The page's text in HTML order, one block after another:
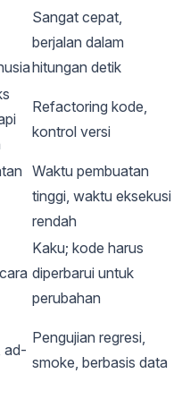
Sangat cepat,
berjalan dalam
hitungan detik
Refactoring kode,
kontrol versi
Waktu pembuatan
tinggi, waktu eksekusi
rendah
Kaku; kode harus
diperbarui untuk
perubahan
ad-
Pengujian regresi,
smoke, berbasis data